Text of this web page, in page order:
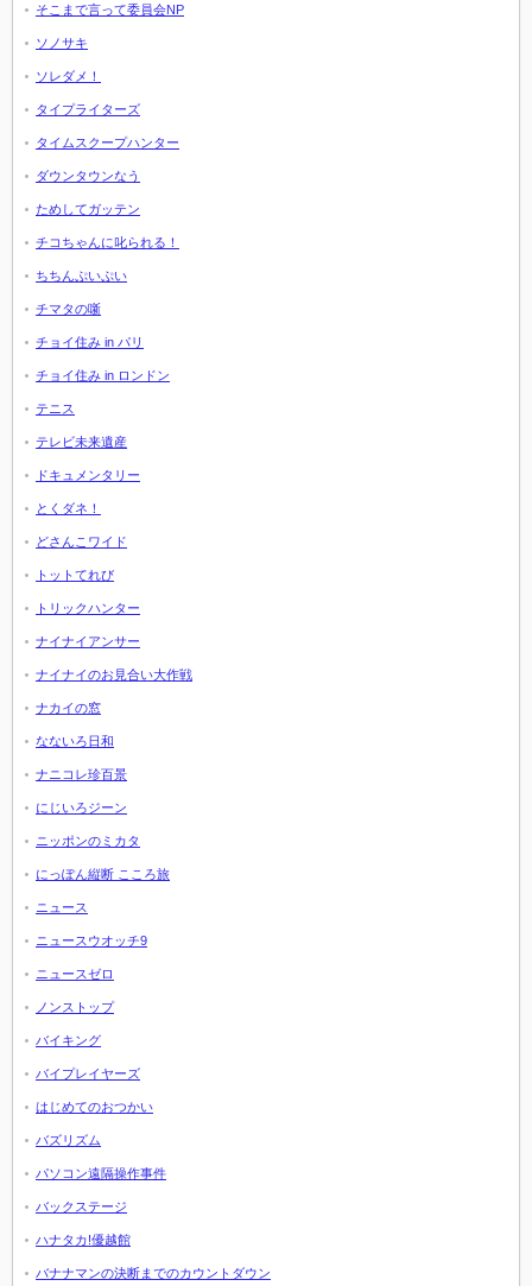
そこまで言って委員会NP
ソノサキ
ソレダメ！
タイプライターズ
タイムスクープハンター
ダウンタウンなう
ためしてガッテン
チコちゃんに叱られる！
ちちんぷいぷい
チマタの噺
チョイ住み in パリ
チョイ住み in ロンドン
テニス
テレビ未来遺産
ドキュメンタリー
とくダネ！
どさんこワイド
トットてれび
トリックハンター
ナイナイアンサー
ナイナイのお見合い大作戦
ナカイの窓
なないろ日和
ナニコレ珍百景
にじいろジーン
ニッポンのミカタ
にっぽん縦断 こころ旅
ニュース
ニュースウオッチ9
ニュースゼロ
ノンストップ
バイキング
バイプレイヤーズ
はじめてのおつかい
バズリズム
パソコン遠隔操作事件
バックステージ
ハナタカ!優越館
バナナマンの決断までのカウントダウン